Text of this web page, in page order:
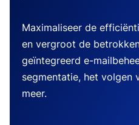
Maximaliseer de
en vergroot de
geïntegreerd e-
segmentatie, het volgen
meer.